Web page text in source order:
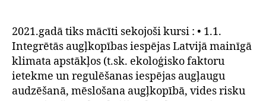
2021.gadā tiks mācīti sekojoši kursi : • 1.1.
Integrētās augļkopības iespējas Latvijā mainīgā
klimata apstākļos (t.sk. ekoloģisko faktoru
ietekme un regulēšanas iespējas augļaugu
audzēšanā, mēslošana augļkopībā, vides risku